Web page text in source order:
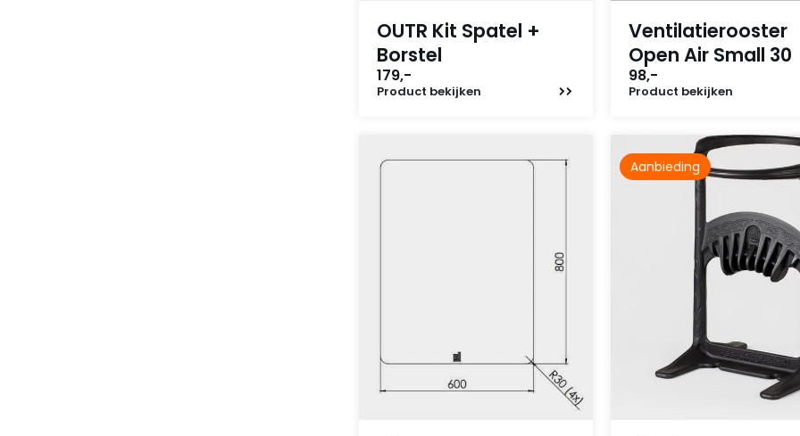
OUTR Kit Spatel +
Borstel
179,-
Product bekijken
Ventilatierooster
Open Air Small 30
98,-
Product bekijken
Aanbieding